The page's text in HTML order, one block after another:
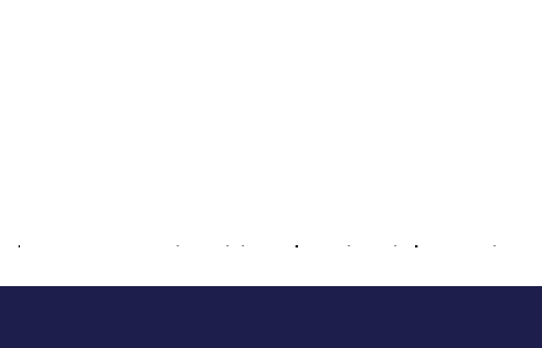
Countable in /home/s/sintequimica/www/wp-content/